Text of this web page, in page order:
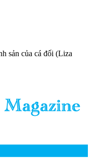
sản của cá đối (Liza